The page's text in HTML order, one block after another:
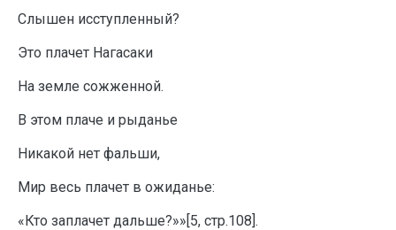
Слышен исступленный?
Это плачет Нагасаки
На земле сожженной.
В этом плаче и рыданье
Никакой нет фальши,
Мир весь плачет в ожиданье:
«Кто заплачет дальше?»»[5, стр.108].